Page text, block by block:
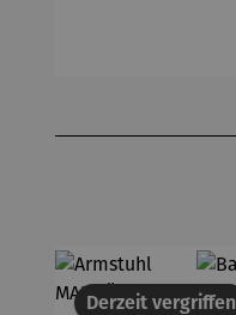
Derzeit vergriffen